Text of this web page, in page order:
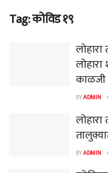
Tag:कोविड १९
BYADMIN
BYADMIN